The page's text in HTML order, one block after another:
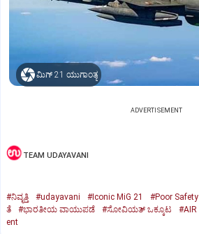
ಮಿಗ್‌ 21 ಯುಗಾಂತ್ಯ
ADVERTISEMENT
TEAM UDAYAVANI
#ನಿವೃತ್ತಿ #udayavani #Iconic MiG 21 #Poor Safety
ತೆ
#ಭಾರತೀಯ ವಾಯುಪಡೆ #ಸೋವಿಯತ್‌ ಒಕ್ಕೂಟ #AIR
ent